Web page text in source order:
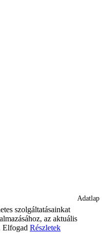
Adatlap
Adatlap
Adatlap
Adatlap
Adatlap
Adatlap
Adatlap
Adatlap
Adatlap
Adatlap
Adatlap
Adatlap
Adatlap
Adatlap
szolgáltatásainkat
az aktuális
Elfogad Részletek